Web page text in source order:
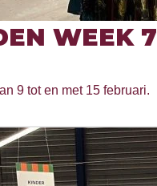
WEEK 7
9 tot en met 15 februari.